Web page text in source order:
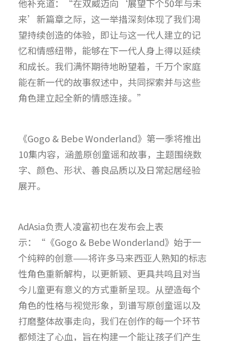
他补充道：“在双威迈向‘展望下个50年与未
来’新篇章之际，这一举措深刻体现了我们渴
望持续创造的体验，即让与这一代人建立的记
忆和情感纽带，能够在下一代人身上得以延续
和成长。我们满怀期待地盼望着，千万个家庭
能在新一代的故事叙述中，共同探索并与这些
角色建立起全新的情感连接。”
《Gogo & Bebe Wonderland》第一季将推出
10集内容，涵盖原创童谣和故事，主题围绕数
字、颜色、形状、善良品质以及日常起居经验
展开。
AdAsia负责人凌富初也在发布会上表
示：“《Gogo & Bebe Wonderland》始于一
个纯粹的创意——将许多马来西亚人熟知的标志
性角色重新解构，以更新颖、更具共鸣且对当
今儿童更有意义的方式重新呈现。从塑造每个
角色的性格与视觉形象，到谱写原创童谣以及
打磨整体故事走向，我们在创作的每一个环节
都倾注了心血，旨在构建一个能让孩子们产生